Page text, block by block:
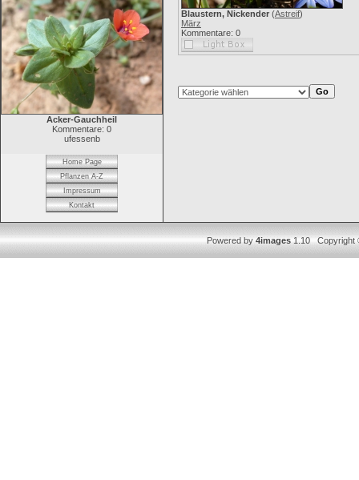
Acker-Gauchheil
Kommentare: 0
ufessenb
Home Page
Pflanzen A-Z
Impressum
Kontakt
Blaustern, Nickender (Astreif)
März
Kommentare: 0
Powered by4images1.10 Copyright